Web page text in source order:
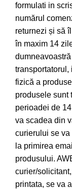
formulati in
numărul
returnezi și să
în maxim 14
transportatorul,
fizică a
produsele sunt
perioadei de
va scadea din
curierului se va
la primirea
produsului.
curier/
printata, se va